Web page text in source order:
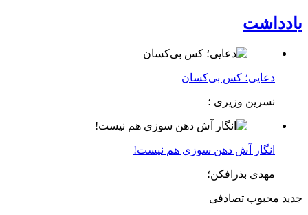
یادداشت
دعایی؛ کس بی‌کسان
نسرین وزیری ؛
انگار آش دهن سوزی هم نیست!
مهدی بذرافکن؛
جدید محبوب تصادفی